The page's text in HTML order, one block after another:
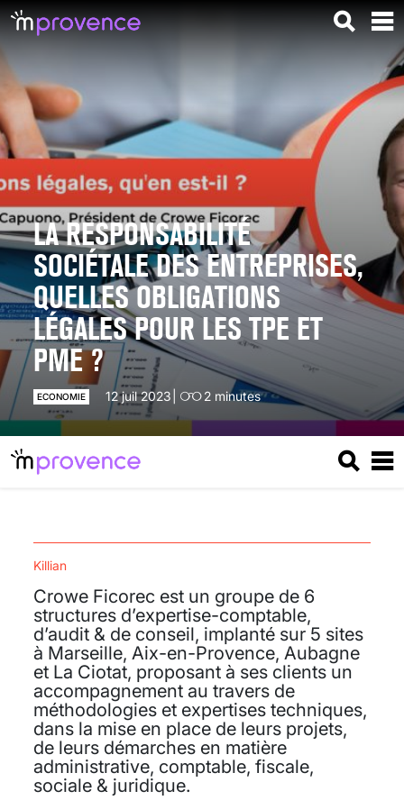
LA RESPONSABILITÉ
SOCIÉTALE DES ENTREPRISES,
QUELLES OBLIGATIONS
LÉGALES POUR LES TPE ET
PME ?
ECONOMIE 12 juil 2023 2 minutes
Crowe Ficorec est un groupe de 6
structures d’expertise-comptable,
d’audit & de conseil, implanté sur 5 sites
à Marseille, Aix-en-Provence, Aubagne
et La Ciotat, proposant à ses clients un
accompagnement au travers de
méthodologies et expertises techniques,
dans la mise en place de leurs projets,
de leurs démarches en matière
administrative, comptable, fiscale,
sociale & juridique.
Killian